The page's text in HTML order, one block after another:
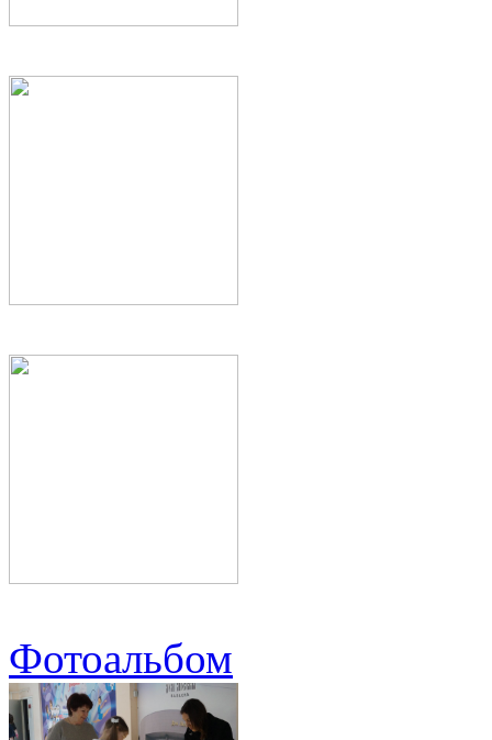
Фотоальбом